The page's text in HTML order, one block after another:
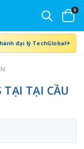
0
đại lý TechGlobal
TẠI CẦU